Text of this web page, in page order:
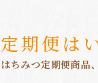
定期便は
はちみつ定期便商品